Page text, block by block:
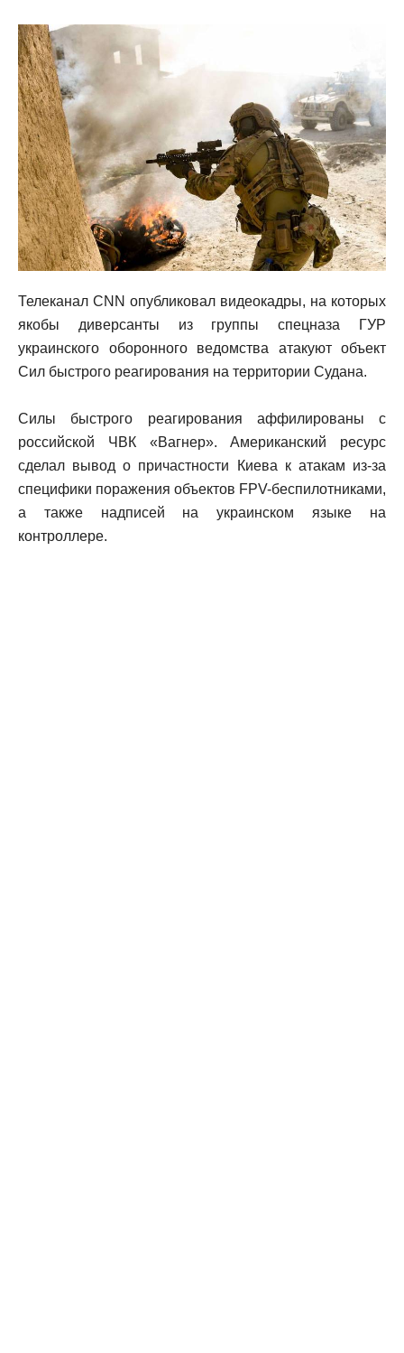
Телеканал CNN опубликовал видеокадры, на которых
якобы диверсанты из группы спецназа ГУР
украинского оборонного ведомства атакуют объект
Сил быстрого реагирования на территории Судана.
Силы быстрого реагирования аффилированы с
российской ЧВК «Вагнер». Американский ресурс
сделал вывод о причастности Киева к атакам из-за
специфики поражения объектов FPV-беспилотниками,
а также надписей на украинском языке на
контроллере.